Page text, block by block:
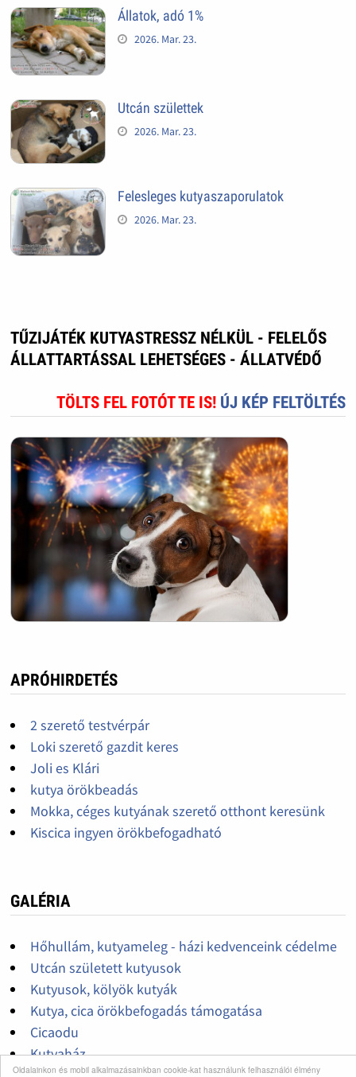
Oldalainkon és mobil alkalmazásainkban cookie-kat használunk felhasználói élmény
Állatok, adó 1%
2026. Mar. 23.
Utcán születtek
2026. Mar. 23.
Felesleges kutyaszaporulatok
2026. Mar. 23.
TŰZIJÁTÉK KUTYASTRESSZ NÉLKÜL - FELELŐS
ÁLLATTARTÁSSAL LEHETSÉGES - ÁLLATVÉDŐ
TÖLTS FEL FOTÓT TE IS! ÚJ KÉP FELTÖLTÉS
APRÓHIRDETÉS
2 szerető testvérpár
Loki szerető gazdit keres
Joli es Klári
kutya örökbeadás
Mokka, céges kutyának szerető otthont keresünk
Kiscica ingyen örökbefogadható
GALÉRIA
Hőhullám, kutyameleg - házi kedvenceink cédelme
Utcán született kutyusok
Kutyusok, kölyök kutyák
Kutya, cica örökbefogadás támogatása
Cicaodu
Kutyaház